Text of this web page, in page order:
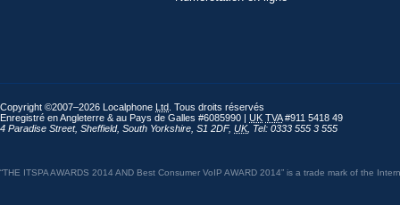
Copyright ©2007–2026 Localphone Ltd . Tous droits réservés
Enregistré en Angleterre & au Pays de Galles #6085990 | UK TVA#911 5418 49
4 Paradise Street, Sheffield, South Yorkshire S1 2DF, UK, Tel: 0333 555 3 555
“THE ITSPA AWARDS 2014 AND Best Consumer VoIP AWARD 2014” is a trade mark of the